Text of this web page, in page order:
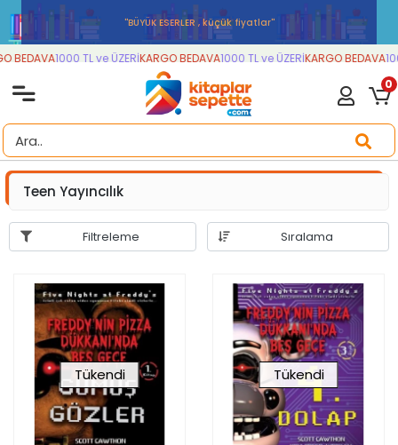
''BÜYÜK ESERLER , küçük fiyatlar''
BEDAVA1000 TL ve ÜZERİKARGO BEDAVA1000 TL ve ÜZERİKARGO BEDAVA
0
Teen Yayıncılık
Filtreleme Sıralama
Tükendi Tükendi